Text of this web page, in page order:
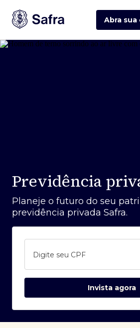
Abra sua
Previdência
Planeje o futuro do seu
previdência privada Safra.
Digite seu CPF
Invista agora